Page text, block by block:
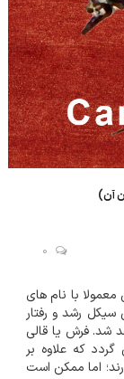
آن)
0
با نام های
سیکل رشد و رفتار
شد. فرش یا قالی
که علاوه بر
اما ممکن است